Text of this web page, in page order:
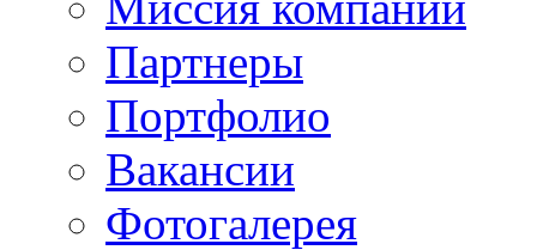
Партнеры
Портфолио
Вакансии
Фотогалерея